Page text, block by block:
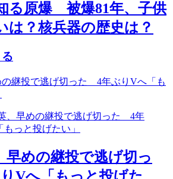
る原爆 被爆81年、子供
は？核兵器の歴史は？
の継投で逃げ切った 4年ぶりVへ「も
早めの継投で逃げ切っ
Vへ「もっと投げた